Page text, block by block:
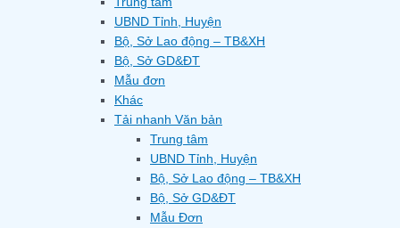
UBND Tỉnh, Huyện
Bộ, Sở Lao động – TB&XH
Bộ, Sở GD&ĐT
Mẫu đơn
Khác
Tải nhanh Văn bản
Trung tâm
UBND Tỉnh, Huyện
Bộ, Sở Lao động – TB&XH
Bộ, Sở GD&ĐT
Mẫu Đơn